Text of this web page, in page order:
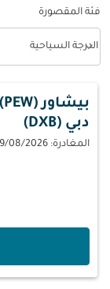
فئة المقصورة
فئة المقصورة option الدرجة السياحية Selected
الدرجة السياحية
keyboard_arrow_down
بيشاور (PEW)
دبي (DXB)
المغادرة: 29/08/2026